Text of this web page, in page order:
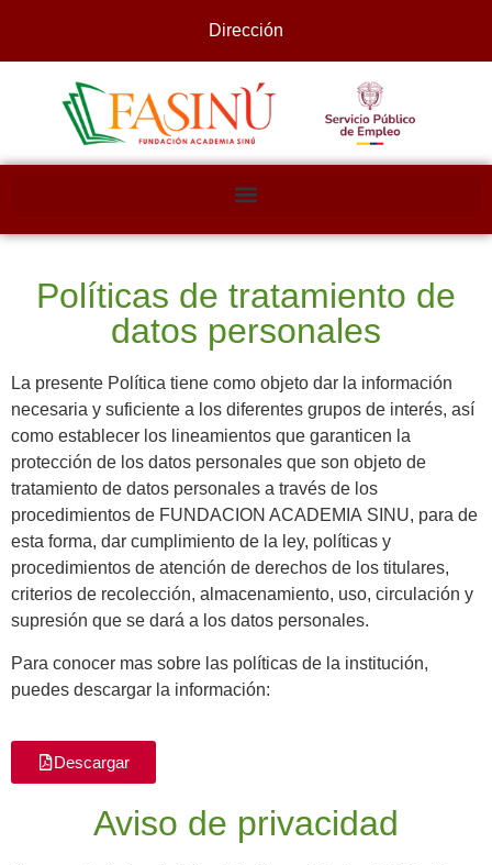
Dirección
Políticas de tratamiento de
datos personales​
La presente Política tiene como objeto dar la información
necesaria y suficiente a los diferentes grupos de interés, así
como establecer los lineamientos que garanticen la
protección de los datos personales que son objeto de
tratamiento de datos personales a través de los
procedimientos de FUNDACION ACADEMIA SINU, para de
esta forma, dar cumplimiento de la ley, políticas y
procedimientos de atención de derechos de los titulares,
criterios de recolección, almacenamiento, uso, circulación y
supresión que se dará a los datos personales.
Para conocer mas sobre las políticas de la institución,
puedes descargar la información:
Descargar
Aviso de privacidad